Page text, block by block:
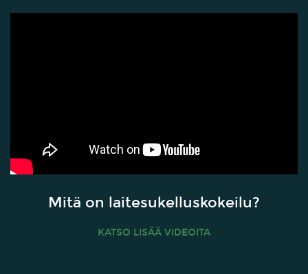
Mitä on laitesukelluskokeilu?
KATSO LISÄÄ VIDEOITA